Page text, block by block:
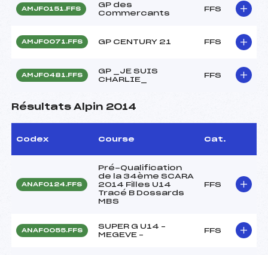
AMJF0151.FFS
GP des
Commercants
FFS
AMJF0071.FFS GP CENTURY 21 FFS
AMJF0481.FFS
GP _JE SUIS
CHARLIE_
FFS
Résultats Alpin 2014
Codex Course Cat.
ANAF0124.FFS
Pré-Qualification
de la 34ème SCARA
2014 Filles U14
Tracé B Dossards
MBS
FFS
ANAF0055.FFS
SUPER G U14 –
MEGEVE –
FFS